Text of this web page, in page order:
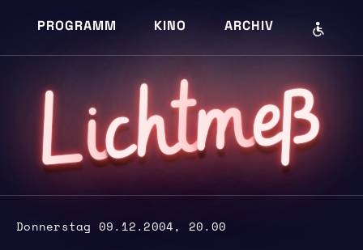
PROGRAMM KINO ARCHIV
Lichtmeß
Donnerstag 09.12.2004, 20.00